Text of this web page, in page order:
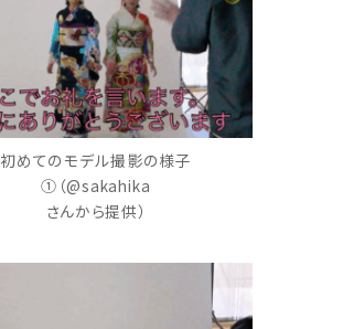
初めてのモデル撮影の様子
①（@sakahika
さんから提供）